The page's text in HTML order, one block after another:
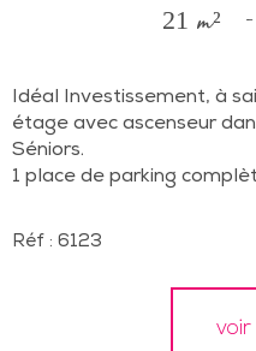
21 m² -
Idéal Investissement, à
étage avec ascenseur
Séniors.
1 place de parking
Réf : 6123
voir